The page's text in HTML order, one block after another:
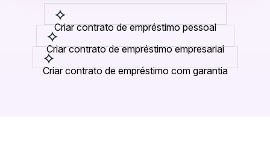
Criar contrato de empréstimo pessoal
Criar contrato de empréstimo empresarial
Criar contrato de empréstimo com garantia